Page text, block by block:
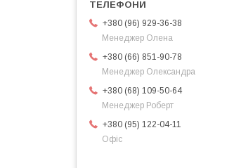
+380 (96) 929-36-38
Менеджер Олена
+380 (66) 851-90-78
Менеджер Олександра
+380 (68) 109-50-64
Менеджер Роберт
+380 (95) 122-04-11
Офіс